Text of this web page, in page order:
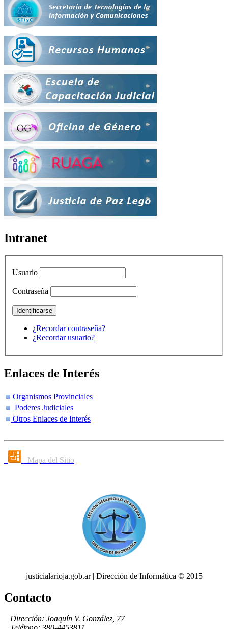
Intranet
Usuario
Contraseña
¿Recordar contraseña?
¿Recordar usuario?
Enlaces de Interés
Organismos Provinciales
Poderes Judiciales
Otros Enlaces de Interés
Mapa del Sitio
justicialarioja.gob.ar | Dirección de Informática © 2015
Contacto
Dirección: Joaquín V. González, 77